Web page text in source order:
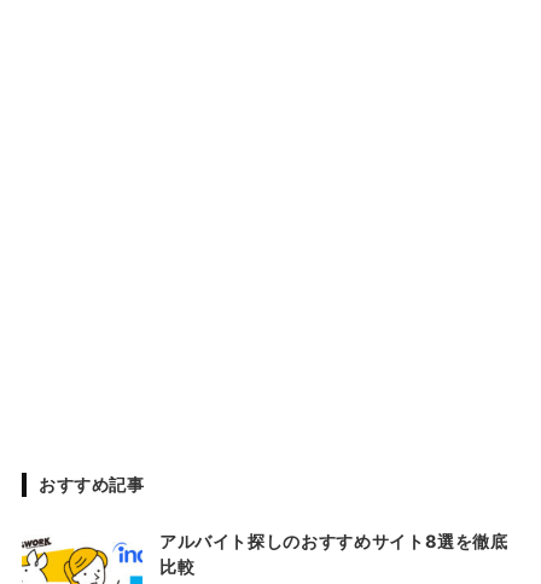
おすすめ記事
アルバイト探しのおすすめサイト8選を徹底
比較